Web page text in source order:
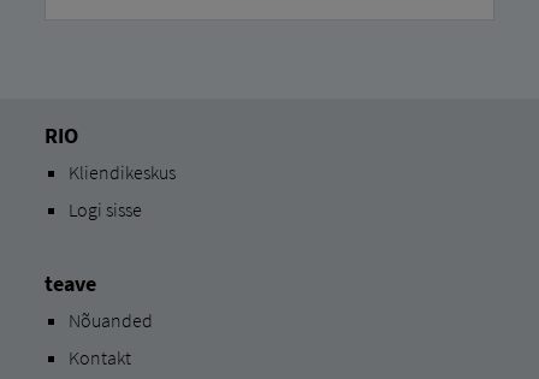
RIO
Kliendikeskus
Logi sisse
teave
Nõuanded
Kontakt